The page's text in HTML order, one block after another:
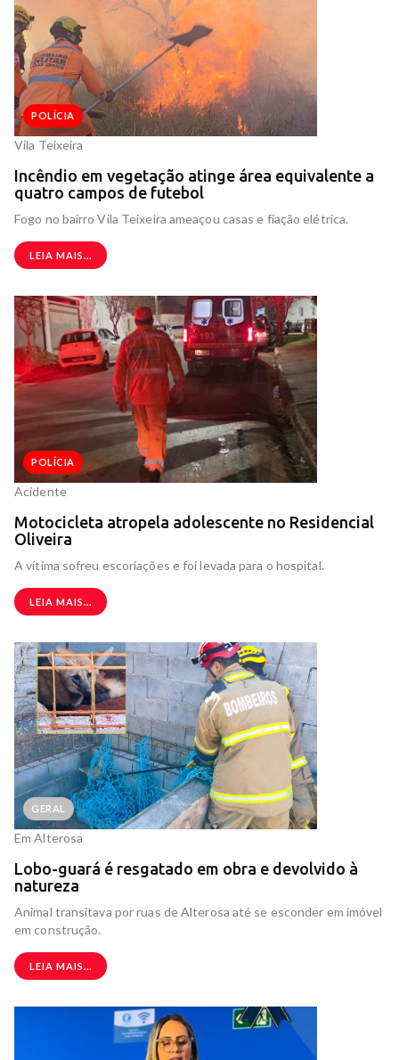
POLÍCIA
Vila Teixeira
Incêndio em vegetação atinge área equivalente a
quatro campos de futebol
Fogo no bairro Vila Teixeira ameaçou casas e fiação elétrica.
LEIA MAIS...
POLÍCIA
Acidente
Motocicleta atropela adolescente no Residencial
Oliveira
A vítima sofreu escoriações e foi levada para o hospital.
LEIA MAIS...
GERAL
Em Alterosa
Lobo-guará é resgatado em obra e devolvido à
natureza
Animal transitava por ruas de Alterosa até se esconder em imóvel
em construção.
LEIA MAIS...